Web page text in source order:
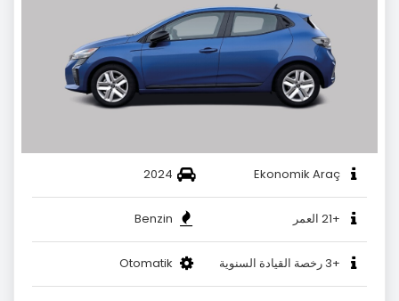
2024 Ekonomik Araç
Benzin +21 العمر
Otomatik +3 رخصة القيادة السنوية